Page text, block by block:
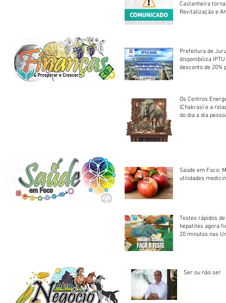
Castanheira
Revitalização e
Prefeitura de
disponibiliza
desconto de 20%
Os Centros
(Chakras) e a
do dia a dia
Saúde em Foco:
utilidades
Testes rápidos
hepatites agora
20 minutos nas
Ser ou não ser